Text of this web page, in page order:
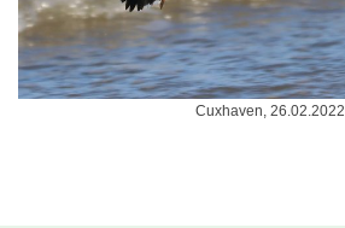
Cuxhaven, 26.02.2022